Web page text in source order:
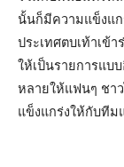
นั้นก็มีความแข็งแก
ประเทศตบเท้าเข้
ให้เป็นรายการแบ
หลายให้แฟนๆ ชา
แข็งแกร่งให้กับทีม